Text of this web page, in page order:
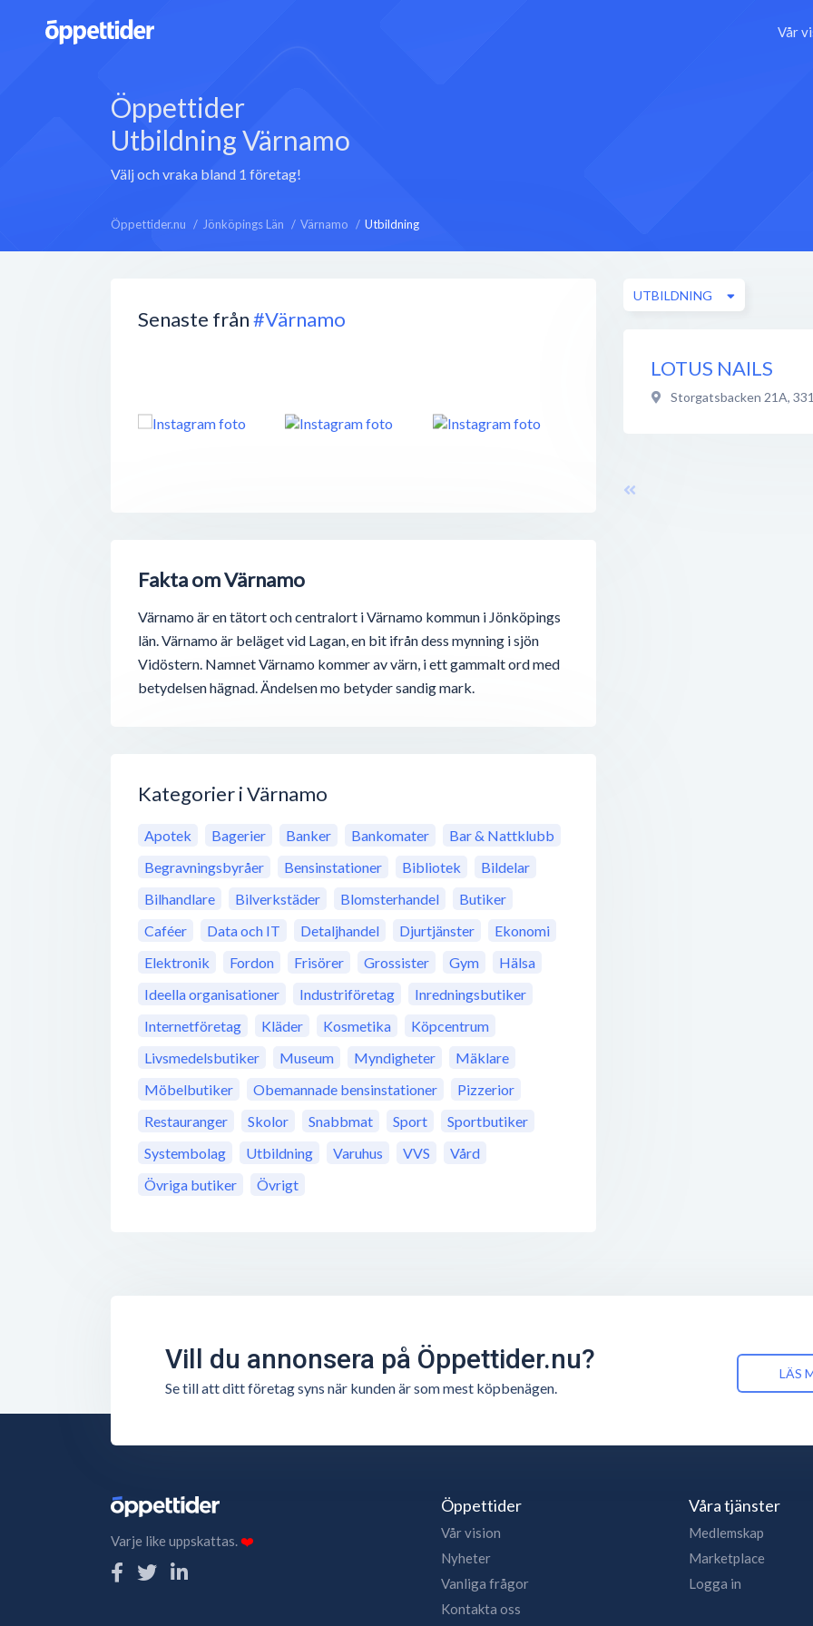
Vår
Öppettider
Utbildning Värnamo
Välj och vraka bland 1 företag!
Öppettider.nu Jönköpings Län Värnamo Utbildning
Senaste från#Värnamo
Fakta om Värnamo
Värnamo är en tätort och centralort i Värnamo kommun i Jönköpings
län. Värnamo är beläget vid Lagan, en bit ifrån dess mynning i sjön
Vidöstern. Namnet Värnamo kommer av värn, i ett gammalt ord med
betydelsen hägnad. Ändelsen mo betyder sandig mark.
Kategorier i Värnamo
Apotek Bagerier Banker Bankomater
Bar & Nattklubb
Begravningsbyråer
Bensinstationer Bibliotek
Bildelar
Bilhandlare
Bilverkstäder Blomsterhandel
Butiker
Caféer
Data och IT Detaljhandel Djurtjänster
Ekonomi
Elektronik
Fordon Frisörer Grossister Gym
Hälsa
Ideella organisationer
Industriföretag
Inredningsbutiker
Internetföretag
Kläder Kosmetika
Köpcentrum
Livsmedelsbutiker
Museum Myndigheter
Mäklare
Möbelbutiker
Obemannade bensinstationer
Pizzerior
Restauranger
Skolor Snabbmat Sport
Sportbutiker
Systembolag
Utbildning Varuhus VVS
Vård
Övriga butiker
Övrigt
UTBILDNING
LOTUS NAILS
Storgatsbacken 21A,
Vill du annonsera på Öppettider.nu?
Se till att ditt företag syns när kunden är som mest köpbenägen.
LÄS
Varje like uppskattas.❤️
Öppettider
Vår vision
Nyheter
Vanliga frågor
Kontakta oss
Våra tjänster
Medlemskap
Marketplace
Logga in